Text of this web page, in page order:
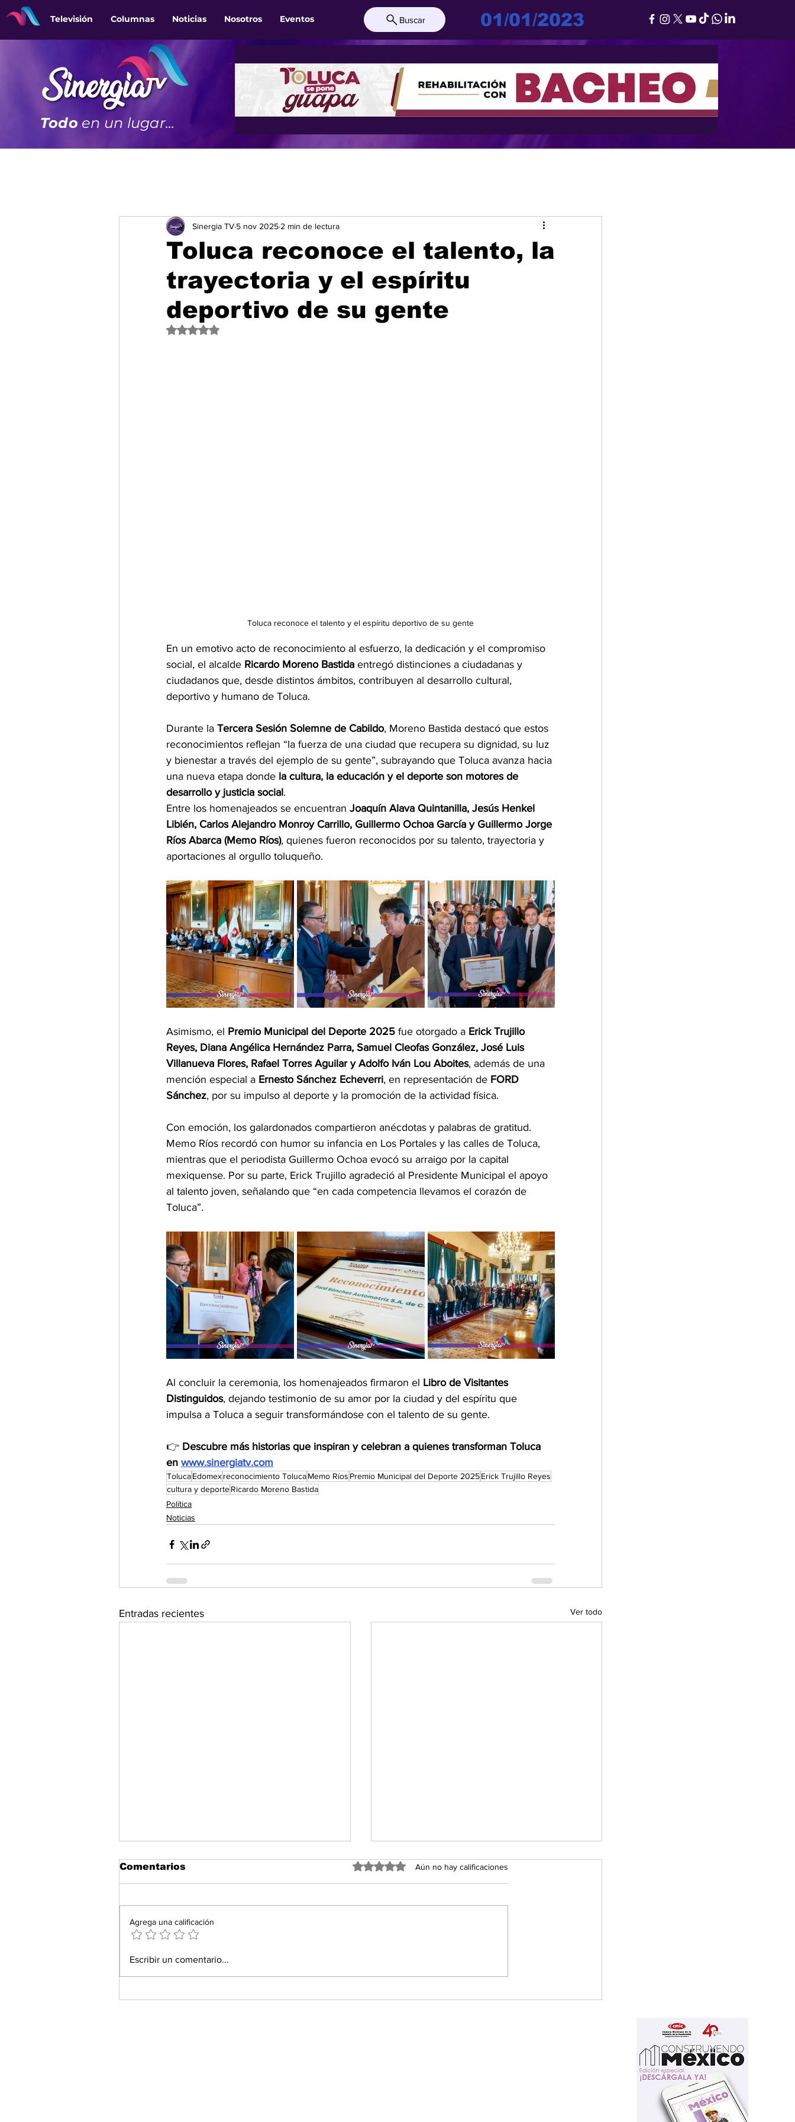
Televisión Columnas Noticias Nosotros Eventos Buscar 01/01/2023
Todo en un lugar...
Toluca reconoce el talento, la
trayectoria y el espíritu
deportivo de su gente
Sinergia TV 5 nov 2025 2 min de lectura
Obtuvo NaN de 5 estrellas.
Toluca reconoce el talento y el espíritu deportivo de su gente
En un emotivo acto de reconocimiento al esfuerzo, la dedicación y el compromiso
social, el alcalde Ricardo Moreno Bastida entregó distinciones a ciudadanas y
ciudadanos que, desde distintos ámbitos, contribuyen al desarrollo cultural,
deportivo y humano de Toluca.
Durante la Tercera Sesión Solemne de Cabildo, Moreno Bastida destacó que estos
reconocimientos reflejan “la fuerza de una ciudad que recupera su dignidad, su luz
y bienestar a través del ejemplo de su gente”, subrayando que Toluca avanza hacia
una nueva etapa donde la cultura, la educación y el deporte son motores de
desarrollo y justicia social.
Entre los homenajeados se encuentran Joaquín Alava Quintanilla, Jesús Henkel
Libién, Carlos Alejandro Monroy Carrillo, Guillermo Ochoa García y Guillermo Jorge
Ríos Abarca (Memo Ríos), quienes fueron reconocidos por su talento, trayectoria y
aportaciones al orgullo toluqueño.
Asimismo, el Premio Municipal del Deporte 2025 fue otorgado a Erick Trujillo
Reyes, Diana Angélica Hernández Parra, Samuel Cleofas González, José Luis
Villanueva Flores, Rafael Torres Aguilar y Adolfo Iván Lou Aboites, además de una
mención especial a Ernesto Sánchez Echeverri, en representación de FORD
Sánchez, por su impulso al deporte y la promoción de la actividad física.
Con emoción, los galardonados compartieron anécdotas y palabras de gratitud.
Memo Ríos recordó con humor su infancia en Los Portales y las calles de Toluca,
mientras que el periodista Guillermo Ochoa evocó su arraigo por la capital
mexiquense. Por su parte, Erick Trujillo agradeció al Presidente Municipal el apoyo
al talento joven, señalando que “en cada competencia llevamos el corazón de
Toluca”.
Al concluir la ceremonia, los homenajeados firmaron el Libro de Visitantes
Distinguidos, dejando testimonio de su amor por la ciudad y del espíritu que
impulsa a Toluca a seguir transformándose con el talento de su gente.
👉 Descubre más historias que inspiran y celebran a quienes transforman Toluca
en www.sinergiatv.com
TolucaEdomexreconocimiento TolucaMemo Ríos Premio Municipal del Deporte 2025Erick Trujillo Reyes
cultura y deporteRicardo Moreno Bastida
Política
Noticias
Entradas recientes Ver todo
Toluca como epicentro cultural y
Congreso federal el uso del
Comentarios Obtuvo 0 de 5 estrellas.
Aún no hay calificaciones
Agrega una calificación
Escribir un comentario...